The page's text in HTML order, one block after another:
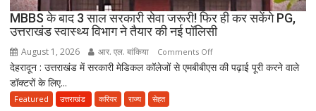
मौत,
दो
अब
भी
लापता
MBBS के बाद 3 साल सरकारी सेवा जरूरी! फिर ही कर सकेंगे PG,
उत्तराखंड स्वास्थ्य विभाग ने तैयार की नई पॉलिसी
August 1, 2026 आर. एल. बांकिया Comments Offon
MBBS
देहरादून : उत्तराखंड में सरकारी मेडिकल कॉलेजों से एमबीबीएस की पढ़ाई पूरी करने वाले
डॉक्टरों के लिए...
Featured उत्तराखंड करियर राज्य सेहत